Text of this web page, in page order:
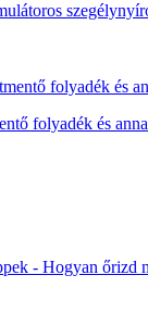
folyadék és
- Hogyan őrizd